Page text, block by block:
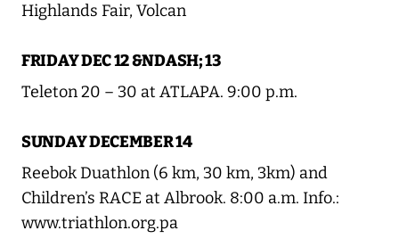
Highlands Fair, Volcan
FRIDAY DEC 12 &NDASH; 13
Teleton 20 – 30 at ATLAPA. 9:00 p.m.
SUNDAY DECEMBER 14
Reebok Duathlon (6 km, 30 km, 3km) and
Children’s RACE at Albrook. 8:00 a.m. Info.:
www.triathlon.org.pa